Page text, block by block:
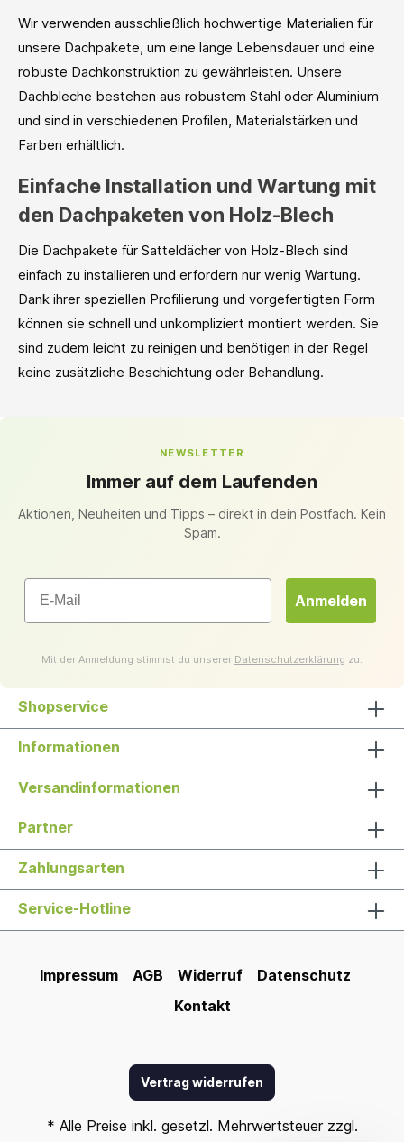
Wir verwenden ausschließlich hochwertige Materialien für
unsere Dachpakete, um eine lange Lebensdauer und eine
robuste Dachkonstruktion zu gewährleisten. Unsere
Dachbleche bestehen aus robustem Stahl oder Aluminium
und sind in verschiedenen Profilen, Materialstärken und
Farben erhältlich.
Einfache Installation und Wartung mit
den Dachpaketen von Holz-Blech
Die Dachpakete für Satteldächer von Holz-Blech sind
einfach zu installieren und erfordern nur wenig Wartung.
Dank ihrer speziellen Profilierung und vorgefertigten Form
können sie schnell und unkompliziert montiert werden. Sie
sind zudem leicht zu reinigen und benötigen in der Regel
keine zusätzliche Beschichtung oder Behandlung.
NEWSLETTER
Immer auf dem Laufenden
Aktionen, Neuheiten und Tipps – direkt in dein Postfach. Kein
Spam.
Email
Anmelden
Mit der Anmeldung stimmst du unserer Datenschutzerklärung zu.
Shopservice
Informationen
Versandinformationen
Partner
Zahlungsarten
Service-Hotline
Impressum AGB Widerruf
Datenschutz
Kontakt
Vertrag widerrufen
* Alle Preise inkl. gesetzl. Mehrwertsteuer zzgl.